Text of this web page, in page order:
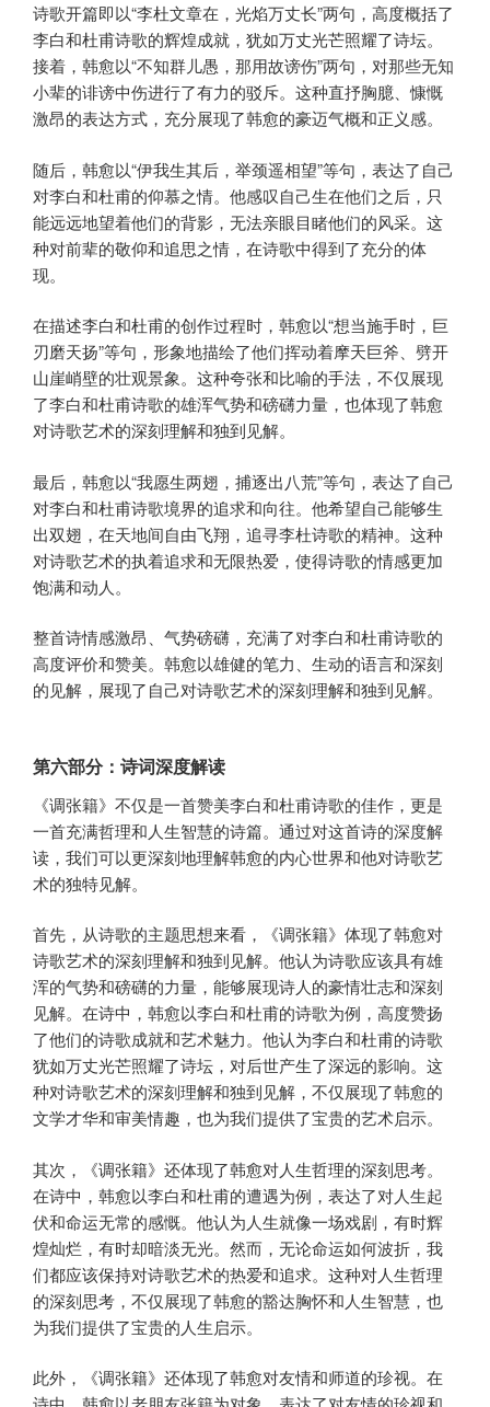
诗歌开篇即以“李杜文章在，光焰万丈长”两句，高度概括了
李白和杜甫诗歌的辉煌成就，犹如万丈光芒照耀了诗坛。
接着，韩愈以“不知群儿愚，那用故谤伤”两句，对那些无知
小辈的诽谤中伤进行了有力的驳斥。这种直抒胸臆、慷慨
激昂的表达方式，充分展现了韩愈的豪迈气概和正义感。
随后，韩愈以“伊我生其后，举颈遥相望”等句，表达了自己
对李白和杜甫的仰慕之情。他感叹自己生在他们之后，只
能远远地望着他们的背影，无法亲眼目睹他们的风采。这
种对前辈的敬仰和追思之情，在诗歌中得到了充分的体
现。
在描述李白和杜甫的创作过程时，韩愈以“想当施手时，巨
刃磨天扬”等句，形象地描绘了他们挥动着摩天巨斧、劈开
山崖峭壁的壮观景象。这种夸张和比喻的手法，不仅展现
了李白和杜甫诗歌的雄浑气势和磅礴力量，也体现了韩愈
对诗歌艺术的深刻理解和独到见解。
最后，韩愈以“我愿生两翅，捕逐出八荒”等句，表达了自己
对李白和杜甫诗歌境界的追求和向往。他希望自己能够生
出双翅，在天地间自由飞翔，追寻李杜诗歌的精神。这种
对诗歌艺术的执着追求和无限热爱，使得诗歌的情感更加
饱满和动人。
整首诗情感激昂、气势磅礴，充满了对李白和杜甫诗歌的
高度评价和赞美。韩愈以雄健的笔力、生动的语言和深刻
的见解，展现了自己对诗歌艺术的深刻理解和独到见解。
第六部分：诗词深度解读
《调张籍》不仅是一首赞美李白和杜甫诗歌的佳作，更是
一首充满哲理和人生智慧的诗篇。通过对这首诗的深度解
读，我们可以更深刻地理解韩愈的内心世界和他对诗歌艺
术的独特见解。
首先，从诗歌的主题思想来看，《调张籍》体现了韩愈对
诗歌艺术的深刻理解和独到见解。他认为诗歌应该具有雄
浑的气势和磅礴的力量，能够展现诗人的豪情壮志和深刻
见解。在诗中，韩愈以李白和杜甫的诗歌为例，高度赞扬
了他们的诗歌成就和艺术魅力。他认为李白和杜甫的诗歌
犹如万丈光芒照耀了诗坛，对后世产生了深远的影响。这
种对诗歌艺术的深刻理解和独到见解，不仅展现了韩愈的
文学才华和审美情趣，也为我们提供了宝贵的艺术启示。
其次，《调张籍》还体现了韩愈对人生哲理的深刻思考。
在诗中，韩愈以李白和杜甫的遭遇为例，表达了对人生起
伏和命运无常的感慨。他认为人生就像一场戏剧，有时辉
煌灿烂，有时却暗淡无光。然而，无论命运如何波折，我
们都应该保持对诗歌艺术的热爱和追求。这种对人生哲理
的深刻思考，不仅展现了韩愈的豁达胸怀和人生智慧，也
为我们提供了宝贵的人生启示。
此外，《调张籍》还体现了韩愈对友情和师道的珍视。在